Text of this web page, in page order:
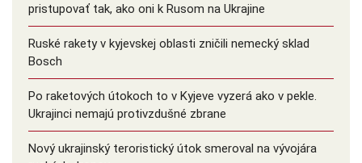
pristupovať tak, ako oni k Rusom na Ukrajine
Ruské rakety v kyjevskej oblasti zničili nemecký sklad
Bosch
Po raketových útokoch to v Kyjeve vyzerá ako v pekle.
Ukrajinci nemajú protivzdušné zbrane
Nový ukrajinský teroristický útok smeroval na vývojára